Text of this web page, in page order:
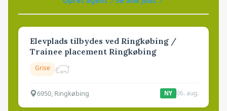
Elevplads tilbydes ved Ringkøbing /
Trainee placement Ringkøbing
Grise
6950, Ringkøbing NY 06. aug.